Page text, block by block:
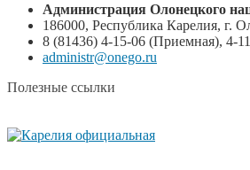
Администрация Олонецкого
186000, Республика Карелия, г.
8 (81436) 4-15-06 (Приемная), 4-
administr@onego.ru
Полезные ссылки